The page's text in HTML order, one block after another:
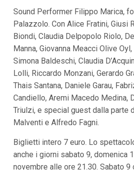
l
e
V
a
i
n
f
n
d
Sound Performer Filippo Marica,
Palazzolo. Con Alice Fratini, Giusi
Biondi, Claudia Delpopolo Riolo,
Manna, Giovanna Meacci Olive
Simona Baldeschi, Claudia
Lolli, Riccardo Monzani, Gerardo
Thais Santana, Daniele Garau,
Candiello, Aremi Macedo Medina,
Triulzi, e special guest dalla parte
Malventi e Alfredo Fagni.
Biglietti intero 7 euro. Lo
anche i giorni sabato 9, domenica
novembre alle ore 21.30. Sabato